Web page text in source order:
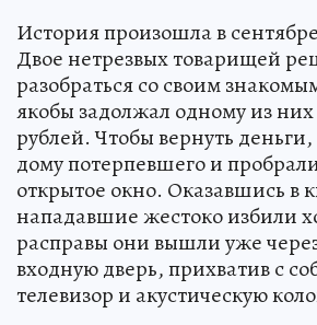
История произошла в
Двое нетрезвых товарищей
разобраться со своим
якобы задолжал одному из них
рублей. Чтобы вернуть
дому потерпевшего и
открытое окно. Оказавшись в
нападавшие жестоко избили
расправы они вышли уже
входную дверь, прихватив с
телевизор и акустическую